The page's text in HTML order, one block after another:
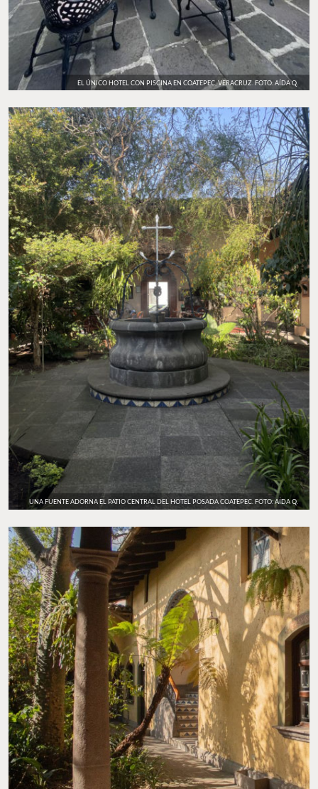
EL ÚNICO HOTEL CON PISCINA EN COATEPEC, VERACRUZ. FOTO: AÍDA Q.
UNA FUENTE ADORNA EL PATIO CENTRAL DEL HOTEL POSADA COATEPEC. FOTO: AÍDA Q.